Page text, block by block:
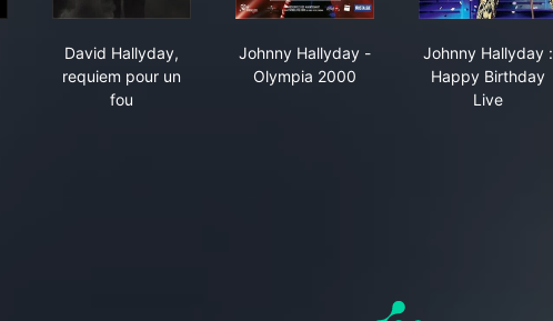
David Hallyday,
requiem pour un
fou
Johnny Hallyday -
Olympia 2000
Johnny Hallyday :
Happy Birthday
Live